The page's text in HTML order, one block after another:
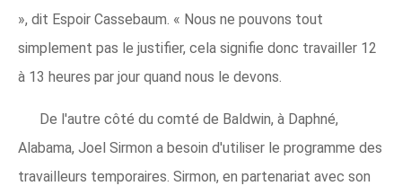
», dit Espoir Cassebaum. « Nous ne pouvons tout
simplement pas le justifier, cela signifie donc travailler 12
à 13 heures par jour quand nous le devons.
De l'autre côté du comté de Baldwin, à Daphné,
Alabama, Joel Sirmon a besoin d'utiliser le programme des
travailleurs temporaires. Sirmon, en partenariat avec son